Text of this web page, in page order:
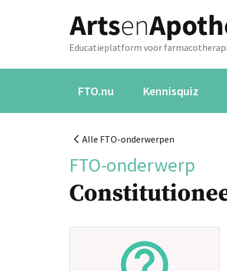
Educatieplatform voor
FTO.nu Kennisquiz
Alle FTO-onderwerpen
FTO-onderwerp